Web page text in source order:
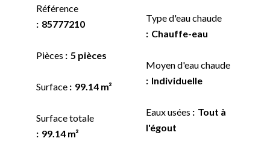
Référence
85777210
Pièces 5 pièces
Surface 99.14 m²
Surface totale
99.14 m²
Type d'eau chaude
Chauffe-eau
Moyen d'eau chaude
Individuelle
Eaux usées
Tout à
l'égout